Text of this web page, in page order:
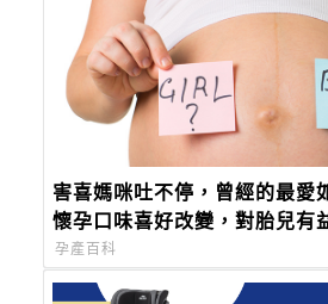
害喜媽咪吐不停，曾經的最愛
懷孕口味喜好改變，對胎兒有
孕產百科